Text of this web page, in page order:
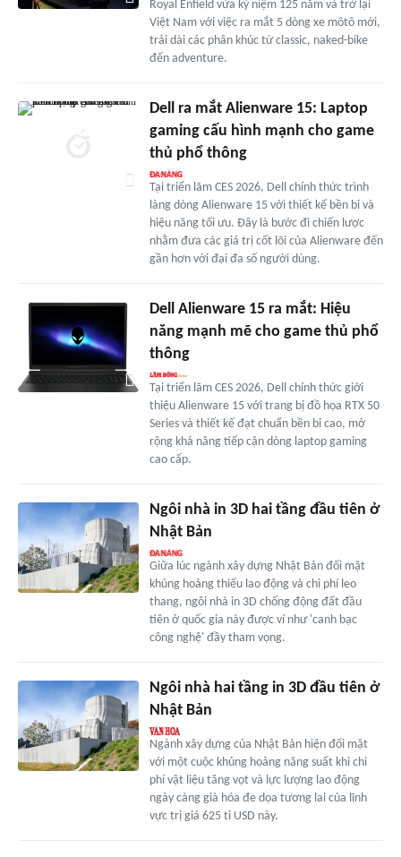
Royal Enfield vừa kỷ niệm 125 năm và trở lại
Việt Nam với việc ra mắt 5 dòng xe môtô mới,
trải dài các phân khúc từ classic, naked-bike
đến adventure.
Dell ra mắt Alienware 15: Laptop
gaming cấu hình mạnh cho game
thủ phổ thông
Tại triển lãm CES 2026, Dell chính thức trình
làng dòng Alienware 15 với thiết kế bền bỉ và
hiệu năng tối ưu. Đây là bước đi chiến lược
nhằm đưa các giá trị cốt lõi của Alienware đến
gần hơn với đại đa số người dùng.
Dell Alienware 15 ra mắt: Hiệu
năng mạnh mẽ cho game thủ phổ
thông
Tại triển lãm CES 2026, Dell chính thức giới
thiệu Alienware 15 với trang bị đồ họa RTX 50
Series và thiết kế đạt chuẩn bền bỉ cao, mở
rộng khả năng tiếp cận dòng laptop gaming
cao cấp.
Ngôi nhà in 3D hai tầng đầu tiên ở
Nhật Bản
Giữa lúc ngành xây dựng Nhật Bản đối mặt
khủng hoảng thiếu lao động và chi phí leo
thang, ngôi nhà in 3D chống động đất đầu
tiên ở quốc gia này được ví như 'canh bạc
công nghệ' đầy tham vọng.
Ngôi nhà hai tầng in 3D đầu tiên ở
Nhật Bản
Ngành xây dựng của Nhật Bản hiện đối mặt
với một cuộc khủng hoảng năng suất khi chi
phí vật liệu tăng vọt và lực lượng lao động
ngày càng già hóa đe dọa tương lai của lĩnh
vực trị giá 625 tỉ USD này.